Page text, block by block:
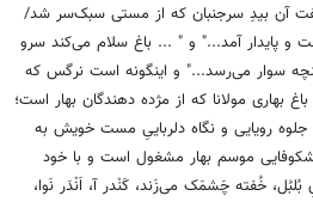
آن بیدِ سرجنبان که از مستی سبک‌سر شد/
پایدار آمد..." و " ... باغ سلام می‌کند سرو
سوار می‌رسد..." و اینگونه است نرگس که
بهاری مولانا که از مژده دهندگان بهار است؛
جلوه رویایی و نگاه دلرباییِ مست خویش به
موسم بهار مشغول است و با خود
خُفته چَشمَک می‌زَند، کَنْدر آ، اَنْدَر نَوا،